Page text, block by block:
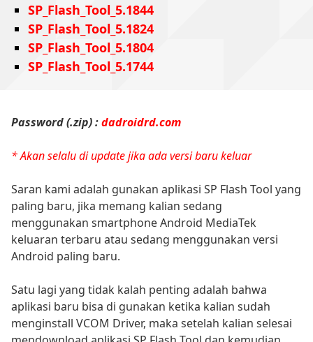
SP_Flash_Tool_5.1844
SP_Flash_Tool_5.1824
SP_Flash_Tool_5.1804
SP_Flash_Tool_5.1744
Password (.zip) :dadroidrd.com
* Akan selalu di update jika ada versi baru keluar
Saran kami adalah gunakan aplikasi SP Flash Tool yang
paling baru, jika memang kalian sedang
menggunakan smartphone Android MediaTek
keluaran terbaru atau sedang menggunakan versi
Android paling baru.
Satu lagi yang tidak kalah penting adalah bahwa
aplikasi baru bisa di gunakan ketika kalian sudah
menginstall VCOM Driver, maka setelah kalian selesai